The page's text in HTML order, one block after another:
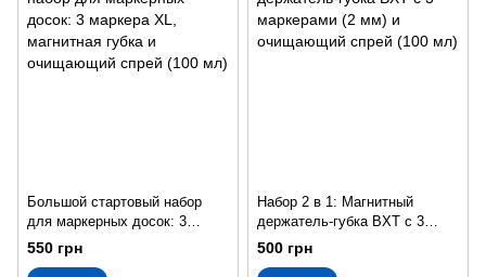
Большой стартовый набор
для маркерных досок: 3
маркера XL, магнитная губка
и очищающий спрей (100 мл)
550 грн
Набор 2 в 1: Магнитный
держатель-губка BXT с 3
маркерами (2 мм) и
очищающий спрей (100 мл)
500 грн